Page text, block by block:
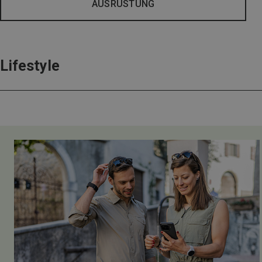
AUSRÜSTUNG
Lifestyle